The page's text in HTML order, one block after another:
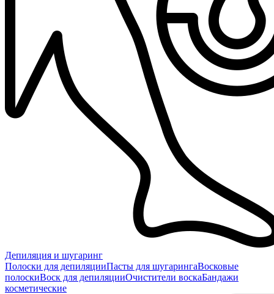
Депиляция и шугаринг
Полоски для депиляцииПасты для шугарингаВосковые
полоскиВоск для депиляцииОчистители воскаБандажи
косметические